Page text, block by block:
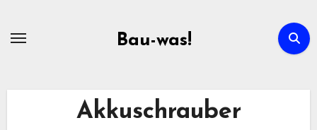
Bau-was!
Akkuschrauber